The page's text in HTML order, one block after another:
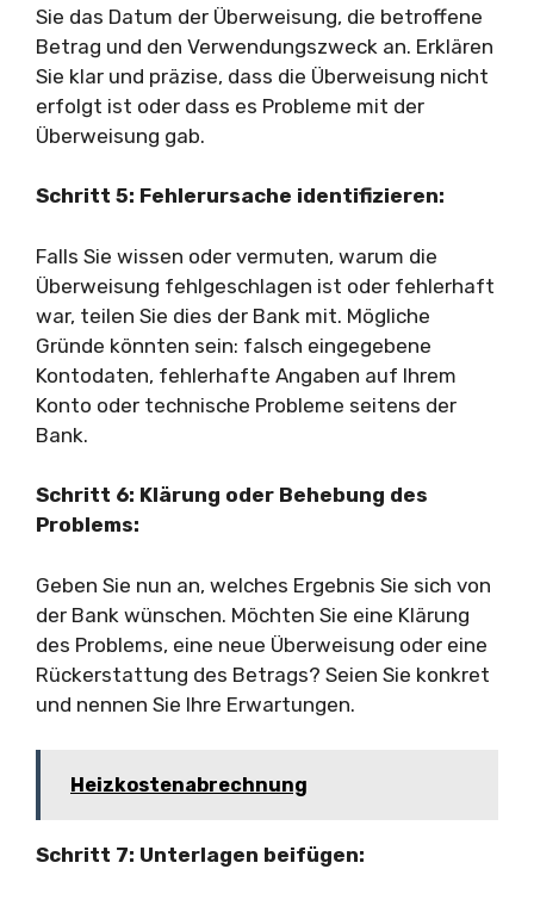
Sie das Datum der Überweisung, die betroffene
Betrag und den Verwendungszweck an. Erklären
Sie klar und präzise, dass die Überweisung nicht
erfolgt ist oder dass es Probleme mit der
Überweisung gab.
Schritt 5: Fehlerursache identifizieren:
Falls Sie wissen oder vermuten, warum die
Überweisung fehlgeschlagen ist oder fehlerhaft
war, teilen Sie dies der Bank mit. Mögliche
Gründe könnten sein: falsch eingegebene
Kontodaten, fehlerhafte Angaben auf Ihrem
Konto oder technische Probleme seitens der
Bank.
Schritt 6: Klärung oder Behebung des
Problems:
Geben Sie nun an, welches Ergebnis Sie sich von
der Bank wünschen. Möchten Sie eine Klärung
des Problems, eine neue Überweisung oder eine
Rückerstattung des Betrags? Seien Sie konkret
und nennen Sie Ihre Erwartungen.
Heizkostenabrechnung
Schritt 7: Unterlagen beifügen: